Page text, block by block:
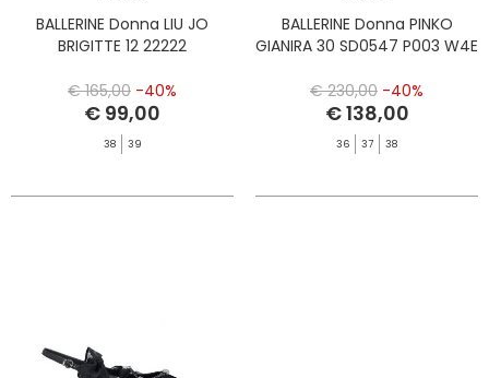
BALLERINE Donna LIU JO
BRIGITTE 12 22222
€ 165,00 -40%
€ 99,00
38 39
BALLERINE Donna PINKO
GIANIRA 30 SD0547 P003 W4E
€ 230,00 -40%
€ 138,00
36 37 38